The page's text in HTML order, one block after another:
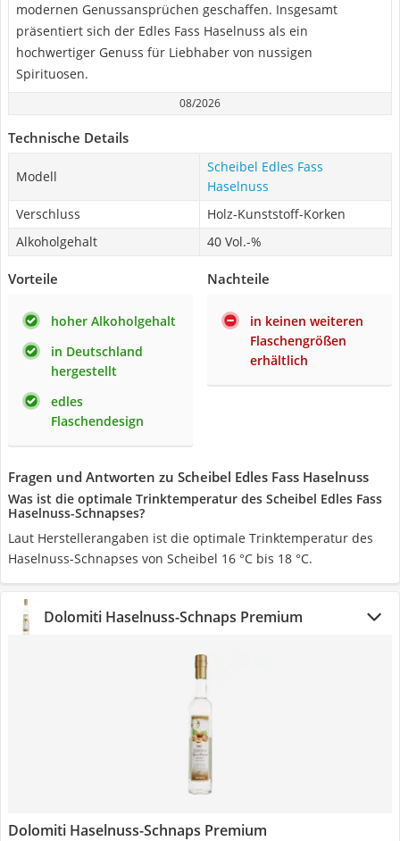
modernen Genussansprüchen geschaffen. Insgesamt
präsentiert sich der Edles Fass Haselnuss als ein
hochwertiger Genuss für Liebhaber von nussigen
Spirituosen.
08/2026
Technische Details
Modell
Scheibel Edles Fass
Haselnuss
Verschluss
Holz-Kunststoff-Korken
Alkoholgehalt
40 Vol.-%
Vorteile
hoher Alkoholgehalt
in Deutschland
hergestellt
edles
Flaschendesign
Nachteile
in keinen weiteren
Flaschengrößen
erhältlich
Fragen und Antworten zu Scheibel Edles Fass Haselnuss
Was ist die optimale Trinktemperatur des Scheibel Edles Fass
Haselnuss-Schnapses?
Laut Herstellerangaben ist die optimale Trinktemperatur des
Haselnuss-Schnapses von Scheibel 16 °C bis 18 °C.
Dolomiti Haselnuss-Schnaps Premium
Dolomiti Haselnuss-Schnaps Premium